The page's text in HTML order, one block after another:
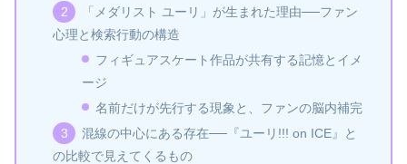
「メダリスト ユーリ」が生まれた理由──ファン
心理と検索行動の構造
フィギュアスケート作品が共有する記憶とイメ
ージ
名前だけが先行する現象と、ファンの脳内補完
混線の中心にある存在──『ユーリ!!! on ICE』と
の比較で見えてくるもの